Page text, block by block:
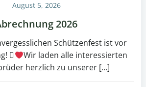
August 5, 2026
2026
Schützenfest ist vor

Wir laden alle interessierten
herzlich zu unserer […]